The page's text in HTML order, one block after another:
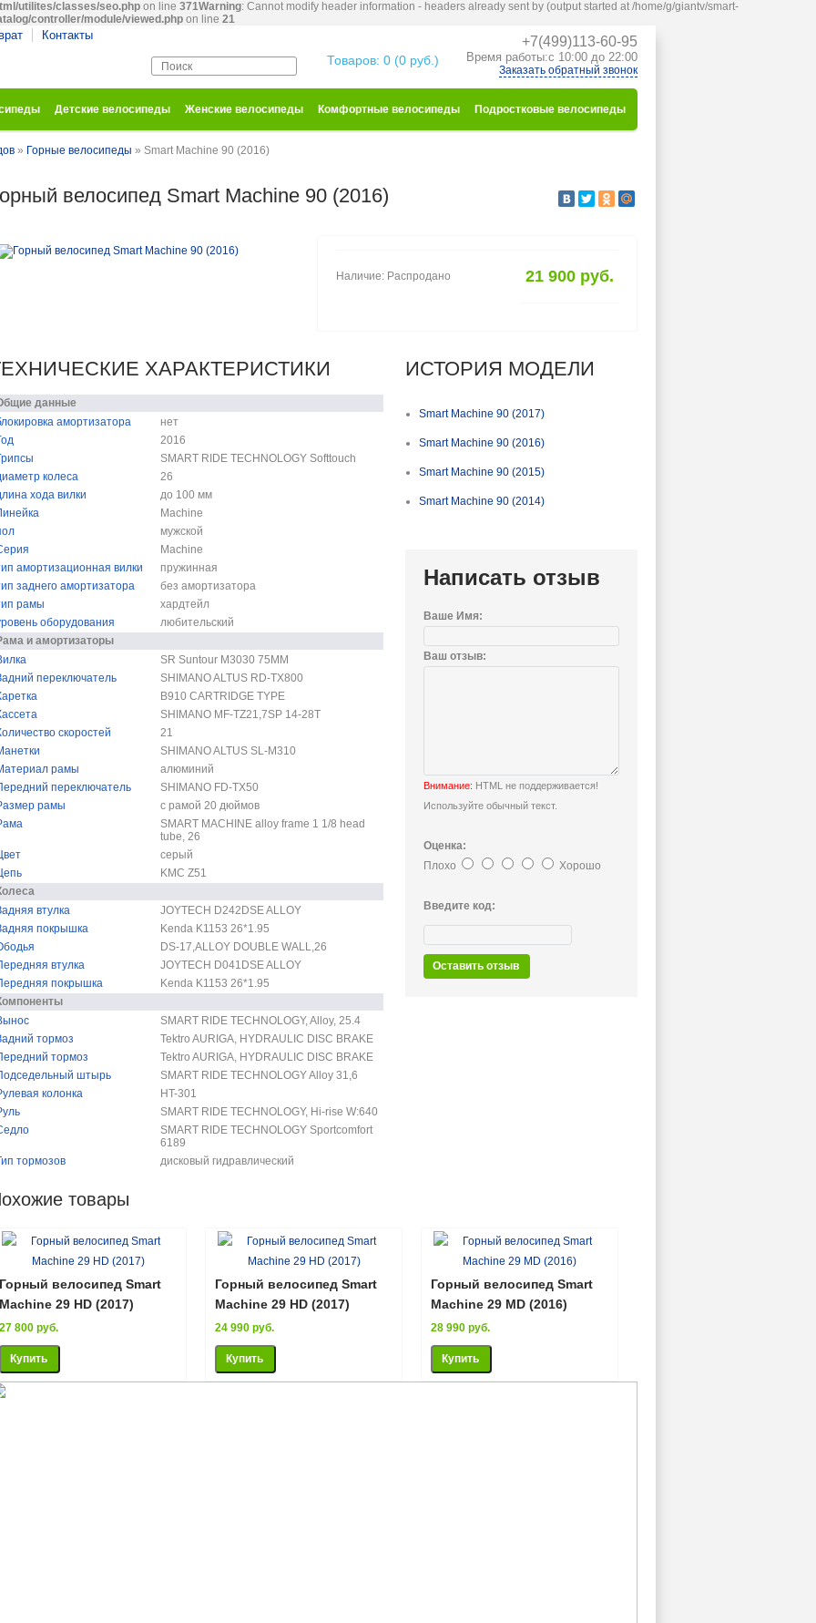
utilites/classes/seo.php on line 371Warning: Cannot modify header information - headers already sent by (output started at /home/g/giantv/smart-
controller/module/viewed.php on line 21
Контакты
Товаров: 0 (0 руб.)
+7(499)113-60-95
Время работы:с 10:00 до 22:00
Заказать обратный звонок
Детские велосипеды Женские велосипеды Комфортные велосипеды Подростковые велосипеды
» Горные велосипеды » Smart Machine 90 (2016)
велосипед Smart Machine 90 (2016)
Наличие: Распродано 21 900 руб.
ХАРАКТЕРИСТИКИ
данные
амортизатора
нет
2016
SMART RIDE TECHNOLOGY Softtouch
колеса
26
хода вилки
до 100 мм
Machine
мужской
Machine
амортизационная вилки
пружинная
заднего амортизатора
без амортизатора
рамы
хардтейл
оборудования
любительский
и амортизаторы
SR Suntour M3030 75MM
переключатель
SHIMANO ALTUS RD-TX800
B910 CARTRIDGE TYPE
SHIMANO MF-TZ21,7SP 14-28T
скоростей
21
SHIMANO ALTUS SL-M310
рамы
алюминий
переключатель
SHIMANO FD-TX50
рамы
с рамой 20 дюймов
SMART MACHINE alloy frame 1 1/8 head
tube, 26
серый
KMC Z51
втулка
JOYTECH D242DSE ALLOY
покрышка
Kenda K1153 26*1.95
DS-17,ALLOY DOUBLE WALL,26
втулка
JOYTECH D041DSE ALLOY
покрышка
Kenda K1153 26*1.95
SMART RIDE TECHNOLOGY, Alloy, 25.4
тормоз
Tektro AURIGA, HYDRAULIC DISC BRAKE
тормоз
Tektro AURIGA, HYDRAULIC DISC BRAKE
штырь
SMART RIDE TECHNOLOGY Alloy 31,6
колонка
HT-301
SMART RIDE TECHNOLOGY, Hi-rise W:640
SMART RIDE TECHNOLOGY Sportcomfort
6189
тормозов
дисковый гидравлический
ИСТОРИЯ МОДЕЛИ
Smart Machine 90 (2017)
Smart Machine 90 (2016)
Smart Machine 90 (2015)
Smart Machine 90 (2014)
Написать отзыв
Ваше Имя:
Ваш отзыв:
Внимание: HTML не поддерживается!
Используйте обычный текст.
Оценка:
Плохо
Хорошо
Введите код:
Оставить отзыв
товары
Горный велосипед Smart
Machine 29 HD (2017)
27 800 руб.
Горный велосипед Smart
Machine 29 HD (2017)
24 990 руб.
Горный велосипед Smart
Machine 29 MD (2016)
28 990 руб.